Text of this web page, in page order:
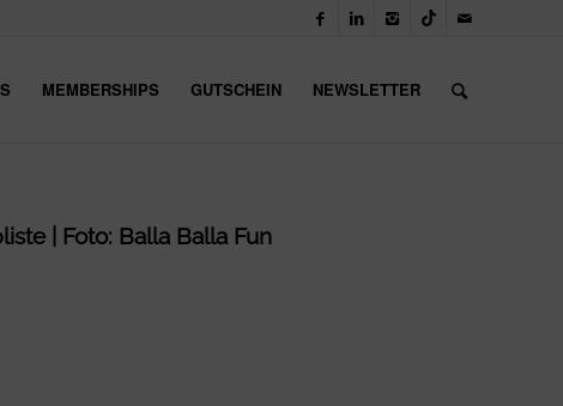
MEMBERSHIPS GUTSCHEIN NEWSLETTER
| Foto: Balla Balla Fun